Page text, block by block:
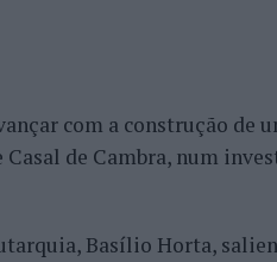
com a construção de
de Cambra, num
Basílio Horta,